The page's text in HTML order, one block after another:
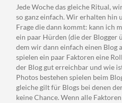
Jede Woche das gleiche Ritual,
so ganz einfach. Wir erhalten hin
Frage die dann kommt: kann ich
ein paar Hürden (die der Blogger
dem wir dann einfach einen Blog
spielen ein paar Faktoren eine
der Blog gut erreichbar und wie
Photos bestehen spielen beim
gleiche gilt für Blogs bei denen
keine Chance. Wenn alle